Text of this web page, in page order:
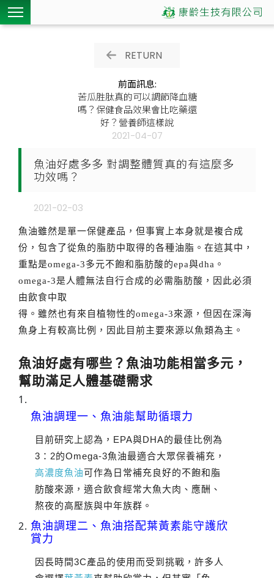
RETURN
前面訊息:
苦瓜胜肽真的可以調節降血糖
嗎？保健食品效果會比吃藥還
好？營養師這樣說
2021-04-07
魚油好處多多 對調整體質真的有這麼多
功效嗎？
2021-02-03
魚油雖然是單一保健產品，但事實上本身就是複合成
份，包含了從魚的脂肪中取得的各種油脂。在這其中，
重點是omega-3多元不飽和脂肪酸的epa與dha。
omega-3是人體無法自行合成的必需脂肪酸，因此必須
由飲食中取
得。雖然也有來自植物性的omega-3來源，但因在深海
魚身上有較高比例，因此目前主要來源以魚類為主。
魚油好處有哪些？魚油功能相當多元，
幫助滿足人體基礎需求
魚油調理一、魚油能幫助循環力
目前研究上認為，EPA與DHA的最佳比例為
3：2的Omega-3魚油最適合大眾保養補充，
高濃度魚油可作為日常補充良好的不飽和脂
肪酸來源，適合飲食經常大魚大肉、應酬、
熬夜的高壓族與中年族群。
魚油調理二、魚油搭配葉黃素能守護欣
賞力
因長時間3C產品的使用而受到挑戰，許多人